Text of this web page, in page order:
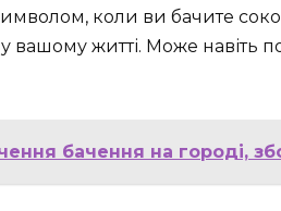
коли ви бачите
вашому житті. Може навіть
бачення на городі,